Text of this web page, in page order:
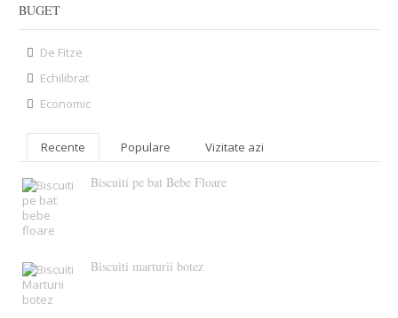
BUGET
De Fitze
Echilibrat
Economic
Recente Populare Vizitate azi
Biscuiti pe bat Bebe Floare
Biscuiti marturii botez